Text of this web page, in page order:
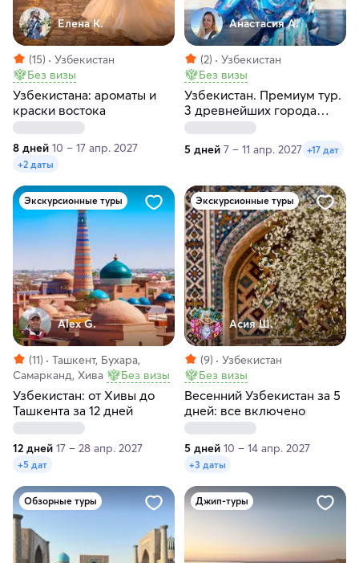
Елена К.
(15)
Узбекистан
Без визы
Узбекистана: ароматы и
краски востока
8 дней 10 – 17 апр. 2027
+2 даты
Анастасия А.
(2)
Узбекистан
Без визы
Узбекистан. Премиум тур.
3 древнейших города
средней Азии: Ташкент,
Самарканд, Бухара
5 дней 7 – 11 апр. 2027 +17 дат
Экскурсионные туры
Alex G.
(11)
Ташкент, Бухара,
Самарканд, Хива
Без визы
Узбекистан: от Хивы до
Ташкента за 12 дней
12 дней 17 – 28 апр. 2027
+5 дат
Экскурсионные туры
Асия Ш.
(9)
Узбекистан
Без визы
Весенний Узбекистан за 5
дней: все включено
5 дней 10 – 14 апр. 2027
+3 даты
Обзорные туры Джип-туры